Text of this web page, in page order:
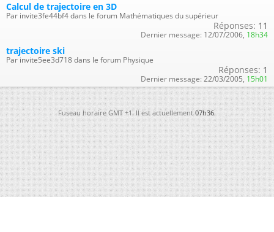
Calcul de trajectoire en 3D
Par invite3fe44bf4 dans le forum Mathématiques du supérieur
Réponses: 11
Dernier message: 12/07/2006, 18h34
trajectoire ski
Par invite5ee3d718 dans le forum Physique
Réponses: 1
Dernier message: 22/03/2005, 15h01
Fuseau horaire GMT +1. Il est actuellement07h36.